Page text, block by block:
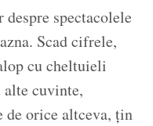
spectacolele
Scad cifrele,
cu cheltuieli
alte cuvinte,
orice altceva, țin